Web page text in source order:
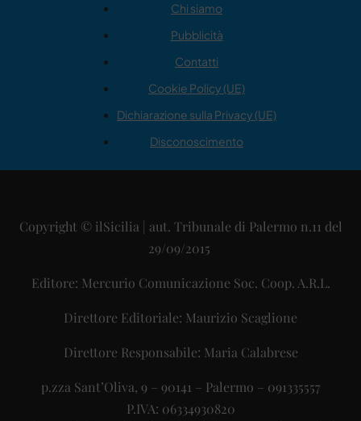
Chi siamo
Pubblicità
Contatti
Cookie Policy (UE)
Dichiarazione sulla Privacy (UE)
Disconoscimento
Copyright © ilSicilia | aut. Tribunale di Palermo n.11 del
29/09/2015
Editore: Mercurio Comunicazione Soc. Coop. A.R.L.
Direttore Editoriale: Maurizio Scaglione
Direttore Responsabile: Maria Calabrese
p.zza Sant’Oliva, 9 – 90141 – Palermo – 091335557
P.IVA: 06334930820